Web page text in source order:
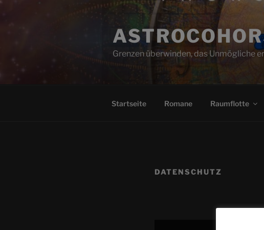
Zum
Grenzen überwinden, das Unmögliche
Startseite Romane Raumflotte
DATENSCHUTZ